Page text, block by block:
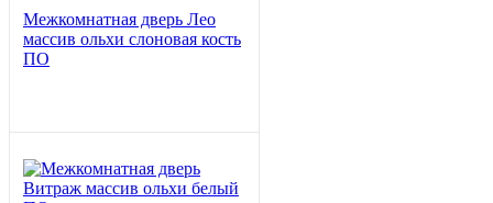
Межкомнатная дверь Лео
массив ольхи слоновая кость
ПО